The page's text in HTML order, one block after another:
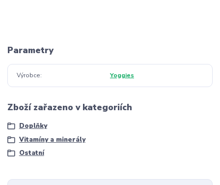
Parametry
Výrobce Yoggies
Zboží zařazeno v kategoriích
Doplňky
Vitamíny a minerály
Ostatní